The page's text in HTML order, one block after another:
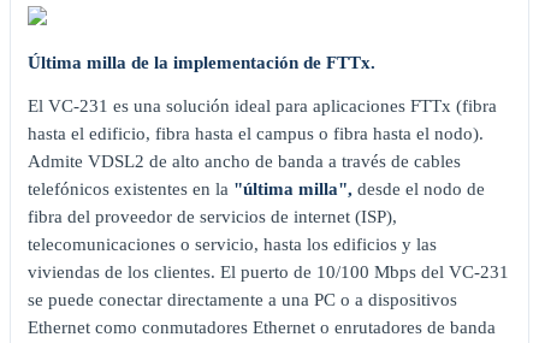
Última milla de la implementación de FTTx.
El VC-231 es una solución ideal para aplicaciones FTTx (fibra
hasta el edificio, fibra hasta el campus o fibra hasta el nodo).
Admite VDSL2 de alto ancho de banda a través de cables
telefónicos existentes en la "última milla", desde el nodo de
fibra del proveedor de servicios de internet (ISP),
telecomunicaciones o servicio, hasta los edificios y las
viviendas de los clientes. El puerto de 10/100 Mbps del VC-231
se puede conectar directamente a una PC o a dispositivos
Ethernet como conmutadores Ethernet o enrutadores de banda